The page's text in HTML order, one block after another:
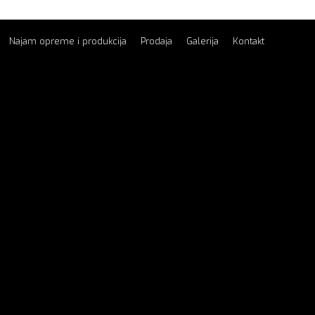
Najam opreme i produkcija Prodaja Galerija Kontakt